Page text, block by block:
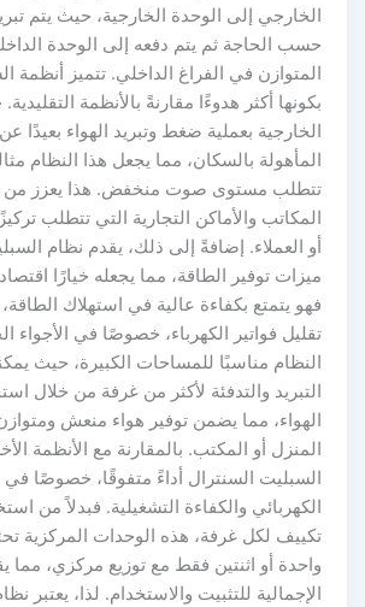
الخارجي إلى الوحدة الخارجية، حيث يتم
حسب الحاجة ثم يتم دفعه إلى الوحدة
المتوازن في الفراغ الداخلي. تتميز أنظمة
بكونها أكثر هدوءًا مقارنةً بالأنظمة
الخارجية بعملية ضغط وتبريد الهواء بعيدًا
المأهولة بالسكان، مما يجعل هذا النظام
تتطلب مستوى صوت منخفض. هذا يعزز من
المكاتب والأماكن التجارية التي تتطلب
أو العملاء. إضافةً إلى ذلك، يقدم نظام
ميزات توفير الطاقة، مما يجعله خيارًا
فهو يتمتع بكفاءة عالية في استهلاك
تقليل فواتير الكهرباء، خصوصًا في الأجواء
النظام مناسبًا للمساحات الكبيرة، حيث
التبريد والتدفئة لأكثر من غرفة من خلال
الهواء، مما يضمن توفير هواء منعش
المنزل أو المكتب. بالمقارنة مع الأنظمة
السبليت السنترال أداءً متفوقًا، خصوصًا في
الكهربائي والكفاءة التشغيلية. فبدلاً من
تكييف لكل غرفة، هذه الوحدات المركزية
واحدة أو اثنتين فقط مع توزيع مركزي، مما
الإجمالية للتثبيت والاستخدام. لذا، يعتبر